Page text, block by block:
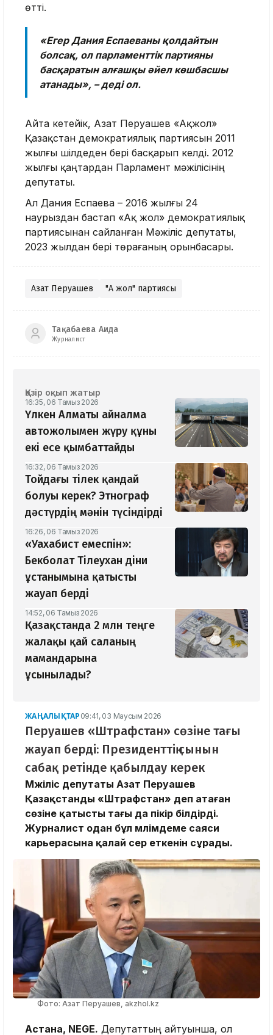
өтті.
«Егер Дания Еспаеваны қолдайтын
болсақ, ол парламенттік партияны
басқаратын алғашқы әйел көшбасшы
атанады», – деді ол.
Айта кетейік, Азат Перуашев «Ақжол»
Қазақстан демократиялық партиясын 2011
жылғы шілдеден бері басқарып келді. 2012
жылғы қаңтардан Парламент мәжілісінің
депутаты.
Ал Дания Еспаева – 2016 жылғы 24
наурыздан бастап «Ақ жол» демократиялық
партиясынан сайланған Мәжіліс депутаты,
2023 жылдан бері төрағаның орынбасары.
Азат Перуашев "Ақ жол" партиясы
Тақабаева Аида
Журналист
Қазір оқып жатыр
16:35, 06 Тамыз 2026
Үлкен Алматы айналма
автожолымен жүру құны
екі есе қымбаттайды
16:32, 06 Тамыз 2026
Тойдағы тілек қандай
болуы керек? Этнограф
дәстүрдің мәнін түсіндірді
16:26, 06 Тамыз 2026
«Уахабист емеспін»:
Бекболат Тілеухан діни
ұстанымына қатысты
жауап берді
14:52, 06 Тамыз 2026
Қазақстанда 2 млн теңге
жалақы қай саланың
мамандарына
ұсынылады?
ЖАҢАЛЫҚТАР 09:41, 03 Маусым 2026
Перуашев «Штрафстан» сөзіне тағы
жауап берді: Президенттің сынын
сабақ ретінде қабылдау керек
Мәжіліс депутаты Азат Перуашев
Қазақстанды «Штрафстан» деп атаған
сөзіне қатысты тағы да пікір білдірді.
Журналист одан бұл мәлімдеме саяси
карьерасына қалай әсер еткенін сұрады.
Фото: Азат Перуашев, akzhol.kz
Астана, NEGE. Депутаттың айтуынша, ол